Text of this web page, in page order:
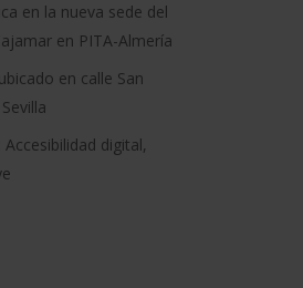
en la nueva sede del
en PITA-Almería
en calle San
digital,